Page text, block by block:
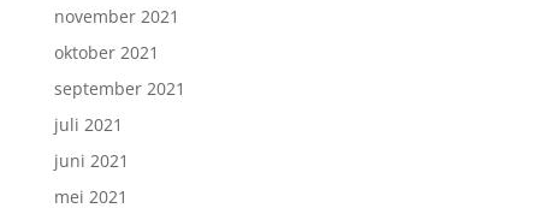
november 2021
oktober 2021
september 2021
juli 2021
juni 2021
mei 2021